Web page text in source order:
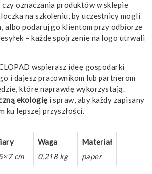
oznaczania produktów w sklepie
na szkoleniu, by uczestnicy mogli
albo podaruj go klientom przy odbiorze
– każde spojrzenie na logo utrwali
wspierasz ideę gospodarki
i dajesz pracownikom lub partnerom
które naprawdę wykorzystają.
ekologię i spraw, aby każdy zapisany
ku lepszej przyszłości.
cm
Waga
0,218 kg
Materiał
paper